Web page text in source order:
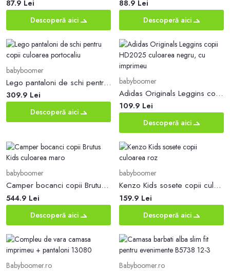
87.9 Lei
Descoperă aici
88.9 Lei
Descoperă aici
babyboomer
Lego pantaloni de schi pentru copii culoarea portocaliu
309.9 Lei
Descoperă aici
babyboomer
Adidas Originals Leggins copii HD2025 culoarea negru, cu imprimeu
109.9 Lei
Descoperă aici
babyboomer
Camper bocanci copii Brutus Kids culoarea maro
544.9 Lei
Descoperă aici
babyboomer
Kenzo Kids sosete copii culoarea roz
159.9 Lei
Descoperă aici
Babyboomer.ro Babyboomer.ro